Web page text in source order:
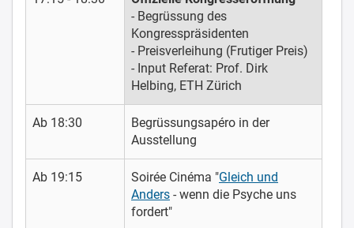
- Begrüssung des
Kongresspräsidenten
- Preisverleihung (Frutiger Preis)
- Input Referat: Prof. Dirk
Helbing, ETH Zürich
Ab 18:30
Begrüssungsapéro in der
Ausstellung
Ab 19:15 Soirée Cinéma "Gleich und
Anders - wenn die Psyche uns
fordert"